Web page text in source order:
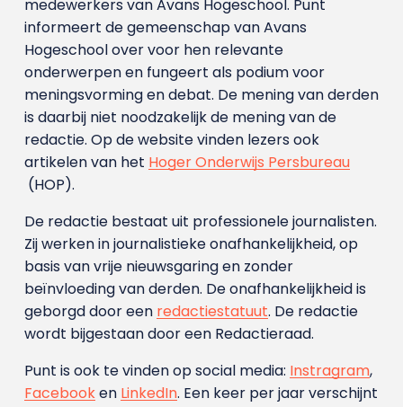
medewerkers van Avans Hoge­school. Punt
informeert de gemeenschap van Avans
Hogeschool over voor hen relevante
onderwerpen en fungeert als podium voor
meningsvorming en debat. De mening van derden
is daarbij niet noodzakelijk de mening van de
redactie. Op de website vinden lezers ook
artikelen van het Hoger Onderwijs Persbureau
(HOP).
De redactie bestaat uit professionele journalisten.
Zij werken in journalistieke onafhankelijkheid, op
basis van vrije nieuwsgaring en zonder
beïnvloeding van derden. De onafhankelijkheid is
geborgd door een redactiestatuut. De redactie
wordt bijgestaan door een Redactieraad.
Punt is ook te vinden op social media: Instragram,
Facebooken LinkedIn. Een keer per jaar verschijnt